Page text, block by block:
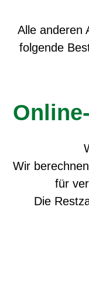
Alle anderen
folgende
Wir
für
Die